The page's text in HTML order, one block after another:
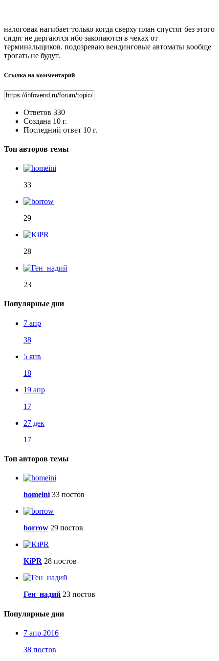
налоговая нагибает только когда сверху план спустят без этого
сидят не дергаются ибо закопаются в чеках от
терминальщиков. подозреваю вендинговые автоматы вообще
трогать не будут.
Ссылка на комментарий
Ответов 330
Создана 10 г.
Последний ответ 10 г.
Топ авторов темы
33
29
28
23
Популярные дни
7 апр
38
5 янв
18
19 апр
17
27 дек
17
Топ авторов темы
homeini 33 постов
borrow 29 постов
KiPR 28 постов
Ген_надий 23 постов
Популярные дни
7 апр 2016
38 постов